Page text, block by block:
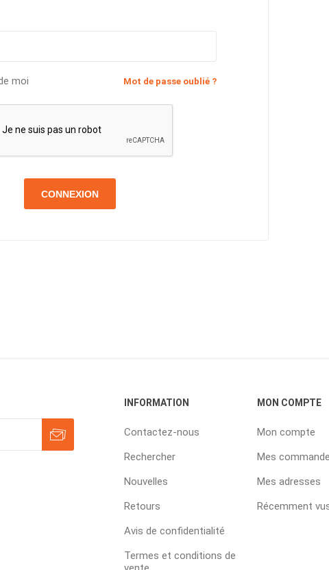
Mot de passe oublié ?
moi
CONNEXION
INFORMATION
Contactez-nous
Rechercher
Nouvelles
Retours
Avis de confidentialité
Termes et conditions de
MON COMPTE
Mon compte
Mes
Mes adresses
Récemment